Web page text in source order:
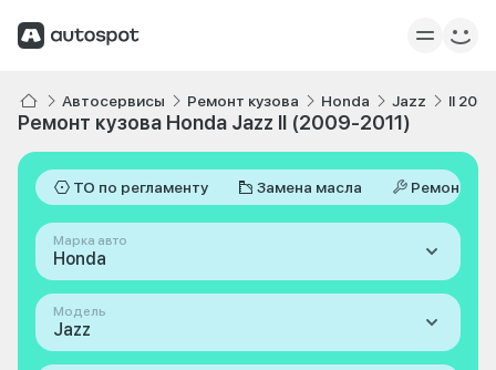
Автосервисы Ремонт кузова Honda Jazz II
Ремонт кузова Honda Jazz II (2009-2011)
ТО по регламенту Замена масла Ремонт
Марка авто
Honda
Модель
Jazz